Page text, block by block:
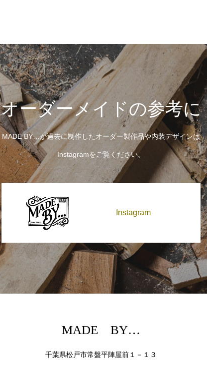
オーダーメイドの参考に
MADE BY…が過去に制作したオーダー製作品や内装デザインは
Instagramをご覧ください。
Instagram
MADE BY…
千葉県松戸市常盤平陣屋前１－１３